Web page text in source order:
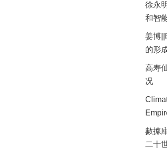
徐永
和智
姜博||
的形
高寿
况
數據
二十